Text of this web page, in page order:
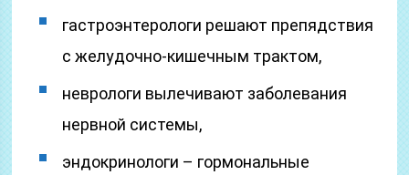
гастроэнтерологи решают препядствия
с желудочно-кишечным трактом,
неврологи вылечивают заболевания
нервной системы,
эндокринологи – гормональные